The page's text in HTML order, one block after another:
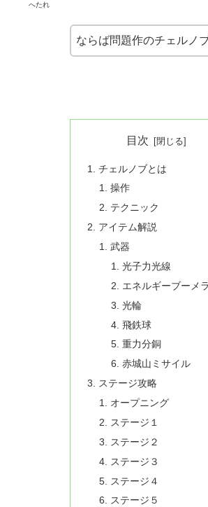
へたれ
ならば問題作のチェルノ
目次
チェルノブとは
操作
テクニック
アイテム解説
武器
光子力光線
エネルギーブーメ
光輪
飛鉄球
重力分銅
赤城山ミサイル
ステージ攻略
オープニング
ステージ１
ステージ２
ステージ３
ステージ４
ステージ５